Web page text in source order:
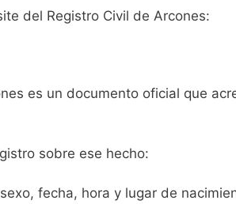
del Registro Civil de Arcones:
es un documento oficial que
sobre ese hecho:
fecha, hora y lugar de